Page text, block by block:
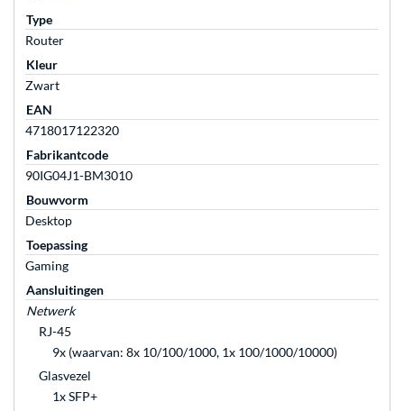
Type
Router
Kleur
Zwart
EAN
4718017122320
Fabrikantcode
90IG04J1-BM3010
Bouwvorm
Desktop
Toepassing
Gaming
Aansluitingen
Netwerk
RJ-45
9x (waarvan: 8x 10/100/1000, 1x 100/1000/10000)
Glasvezel
1x SFP+